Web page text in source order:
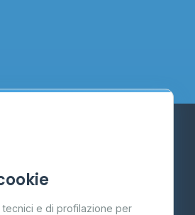
e di profilazione per